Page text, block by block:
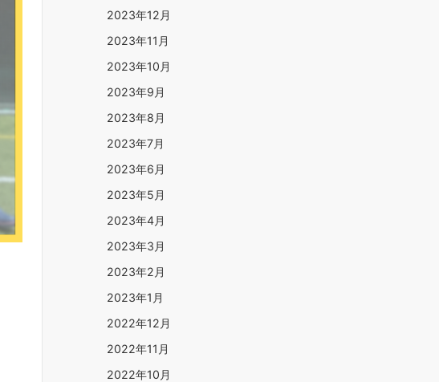
2023年12月
2023年11月
2023年10月
2023年9月
2023年8月
2023年7月
2023年6月
2023年5月
2023年4月
2023年3月
2023年2月
2023年1月
2022年12月
2022年11月
2022年10月